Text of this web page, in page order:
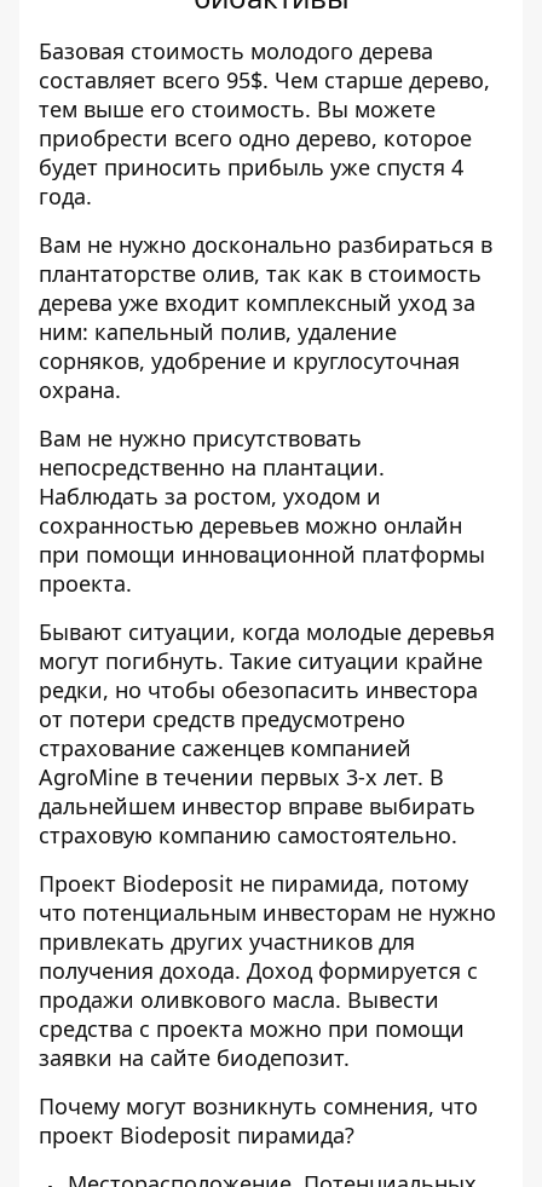
Базовая стоимость молодого дерева
составляет всего 95$. Чем старше дерево,
тем выше его стоимость. Вы можете
приобрести всего одно дерево, которое
будет приносить прибыль уже спустя 4
года.
Вам не нужно досконально разбираться в
плантаторстве олив, так как в стоимость
дерева уже входит комплексный уход за
ним: капельный полив, удаление
сорняков, удобрение и круглосуточная
охрана.
Вам не нужно присутствовать
непосредственно на плантации.
Наблюдать за ростом, уходом и
сохранностью деревьев можно онлайн
при помощи инновационной платформы
проекта.
Бывают ситуации, когда молодые деревья
могут погибнуть. Такие ситуации крайне
редки, но чтобы обезопасить инвестора
от потери средств предусмотрено
страхование саженцев компанией
AgroMine в течении первых 3-х лет. В
дальнейшем инвестор вправе выбирать
страховую компанию самостоятельно.
Проект Biodeposit не пирамида, потому
что потенциальным инвесторам не нужно
привлекать других участников для
получения дохода. Доход формируется с
продажи оливкового масла. Вывести
средства с проекта можно при помощи
заявки на сайте биодепозит.
Почему могут возникнуть сомнения, что
проект Biodeposit пирамида?